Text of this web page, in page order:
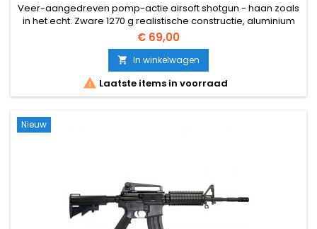
Veer-aangedreven pomp-actie airsoft shotgun - haan zoals
in het echt. Zware 1270 g realistische constructie, aluminium
en versterkte nylon behuizing, metalen onderdelen. Wordt
geleverd als complete startersbundel: 3 magazijnen, snelle
snellader, sling en starter BBs. 915 mm. Tot ~400 FPS
afhankelijk van BB-gewicht.
€ 69,00
 In winkelwagen
 Laatste items in voorraad
Nieuw